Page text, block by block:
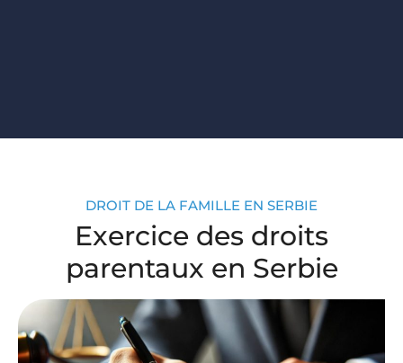
DROIT DE LA FAMILLE EN SERBIE
Exercice des droits
parentaux en Serbie